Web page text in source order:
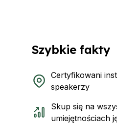
Szybkie fakty
Certyfikowani
speakerzy
Skup się na
umiejętnościach